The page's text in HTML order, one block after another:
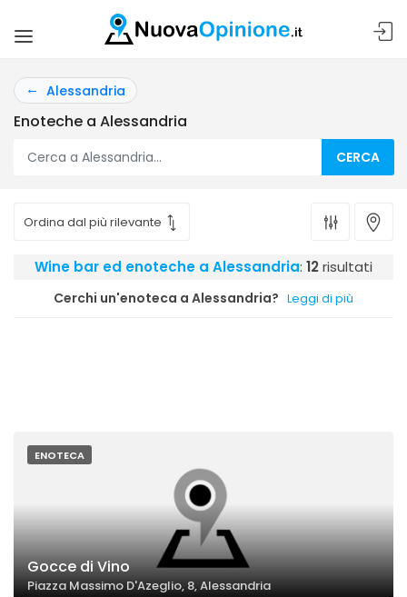
Alessandria
Enoteche a Alessandria
CERCA
Wine bar ed enoteche a Alessandria: 12risultati
Cerchi un'enoteca a Alessandria? Leggi di più
ENOTECA
Gocce di Vino
Piazza Massimo D'Azeglio, 8, Alessandria